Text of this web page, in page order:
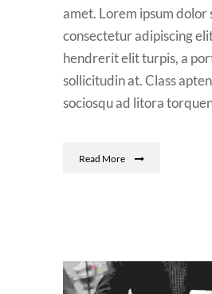
amet. Lorem ipsum dolor
consectetur adipiscing
hendrerit elit turpis, a
sollicitudin at. Class
sociosqu ad litora
Read More